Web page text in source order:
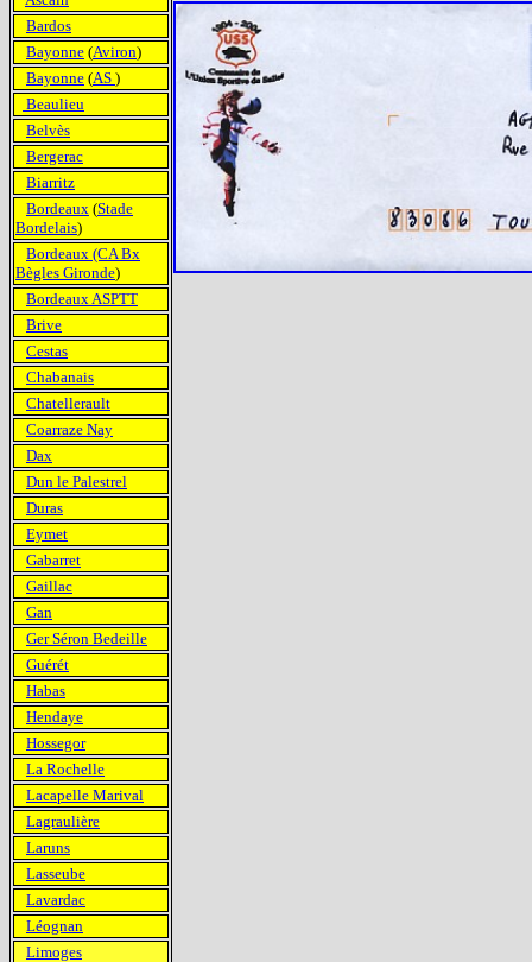
Bardos
Bayonne (Aviron)
Bayonne (AS )
Beaulieu
Belvès
Bergerac
Biarritz
Bordeaux (Stade
Bordelais)
Bordeaux (CA Bx
Bègles Gironde)
Bordeaux ASPTT
Brive
Cestas
Chabanais
Chatellerault
Coarraze Nay
Dax
Dun le Palestrel
Duras
Eymet
Gabarret
Gaillac
Gan
Ger Séron Bedeille
Guérét
Habas
Hendaye
Hossegor
La Rochelle
Lacapelle Marival
Lagraulière
Laruns
Lasseube
Lavardac
Léognan
Limoges